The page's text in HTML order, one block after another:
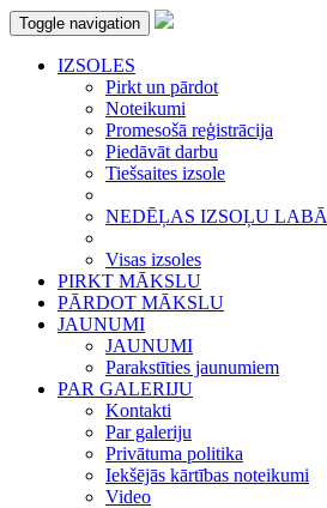
Toggle navigation
IZSOLES
Pirkt un pārdot
Noteikumi
Promesošā reģistrācija
Piedāvāt darbu
Tiešsaites izsole
NEDĒĻAS IZSOĻU
Visas izsoles
PIRKT MĀKSLU
PĀRDOT MĀKSLU
JAUNUMI
JAUNUMI
Parakstīties jaunumiem
PAR GALERIJU
Kontakti
Par galeriju
Privātuma politika
Iekšējās kārtības noteikumi
Video